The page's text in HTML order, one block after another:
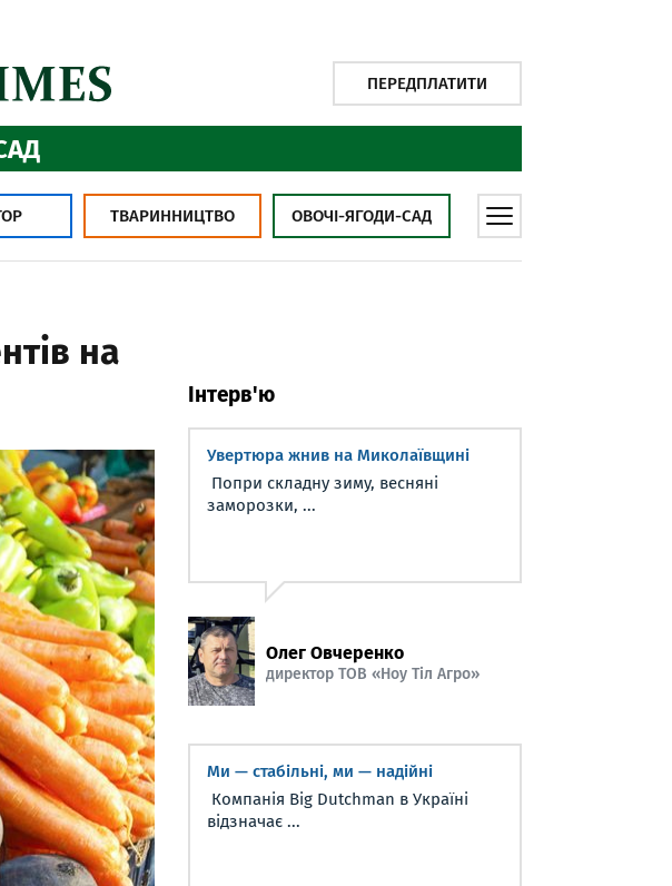
ПЕРЕДПЛАТИТИ
ТВАРИННИЦТВО ОВОЧІ-ЯГОДИ-САД
на
Інтерв'ю
Увертюра жнив на Миколаївщині
Попри складну зиму, весняні
заморозки, ...
Олег Овчеренко
директор ТОВ «Ноу Тіл Агро»
Ми — стабільні, ми — надійні
Компанія Big Dutchman в Україні
відзначає ...